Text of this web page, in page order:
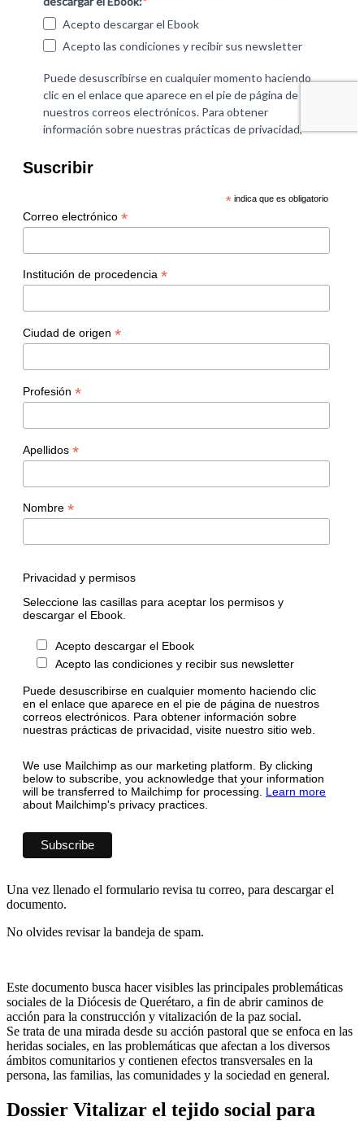
Suscribir
* indica que es obligatorio
Correo electrónico *
Institución de procedencia *
Ciudad de origen *
Profesión *
Apellidos *
Nombre *
Privacidad y permisos
Seleccione las casillas para aceptar los permisos y
descargar el Ebook.
Acepto descargar el Ebook
Acepto las condiciones y recibir sus newsletter
Puede desuscribirse en cualquier momento haciendo clic
en el enlace que aparece en el pie de página de nuestros
correos electrónicos. Para obtener información sobre
nuestras prácticas de privacidad, visite nuestro sitio web.
We use Mailchimp as our marketing platform. By clicking
below to subscribe, you acknowledge that your information
will be transferred to Mailchimp for processing. Learn more
about Mailchimp's privacy practices.
Una vez llenado el formulario revisa tu correo, para descargar el
documento.
No olvides revisar la bandeja de spam.
Este documento busca hacer visibles las principales problemáticas
sociales de la Diócesis de Querétaro, a fin de abrir caminos de
acción para la construcción y vitalización de la paz social.
Se trata de una mirada desde su acción pastoral que se enfoca en las
heridas sociales, en las problemáticas que afectan a los diversos
ámbitos comunitarios y contienen efectos transversales en la
persona, las familias, las comunidades y la sociedad en general.
Dossier Vitalizar el tejido social para